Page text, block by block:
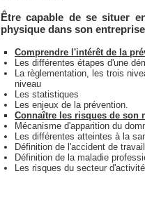
Être capable de se situer
physique dans son
Comprendre l'intérêt de la
Les différentes étapes d'une
La règlementation, les trois
niveau
Les statistiques
Les enjeux de la prévention.
Connaître les risques de son
Mécanisme d'apparition du
Les différentes atteintes à la
Définition de l'accident de travail.
Définition de la maladie
Les risques du secteur d'activité.